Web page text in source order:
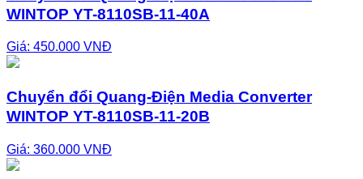
WINTOP YT-8110SB-11-40A
Giá: 450.000 VNĐ
Chuyển đổi Quang-Điện Media Converter
WINTOP YT-8110SB-11-20B
Giá: 360.000 VNĐ